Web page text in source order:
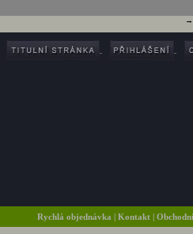
Rychlá objednávka |Kontakt |